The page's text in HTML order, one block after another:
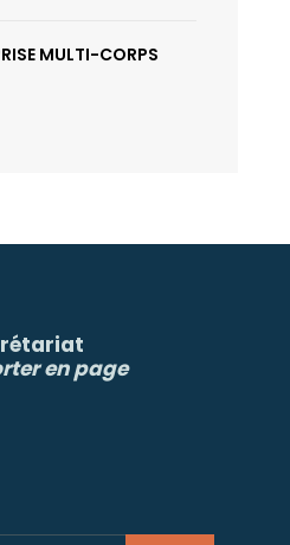
MULTI-CORPS
en page